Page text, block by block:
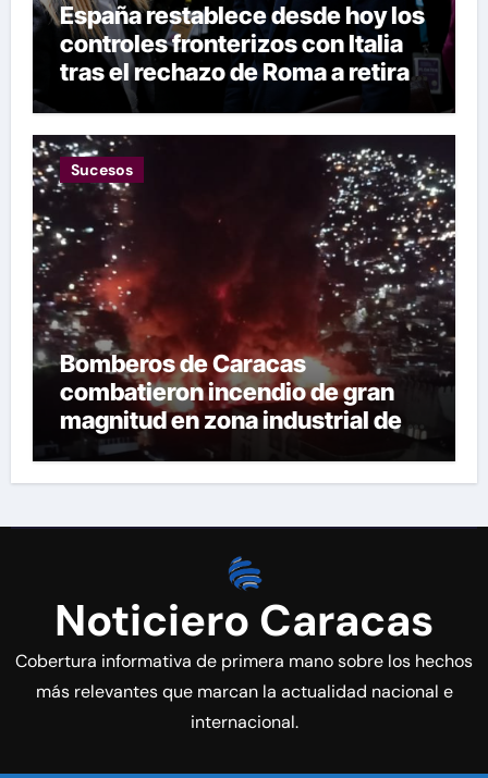
España restablece desde hoy los
controles fronterizos con Italia
tras el rechazo de Roma a retirar
las restricciones
Sucesos
Bomberos de Caracas
combatieron incendio de gran
magnitud en zona industrial de El
Llanito
Noticiero Caracas
Cobertura informativa de primera mano sobre los hechos
más relevantes que marcan la actualidad nacional e
internacional.